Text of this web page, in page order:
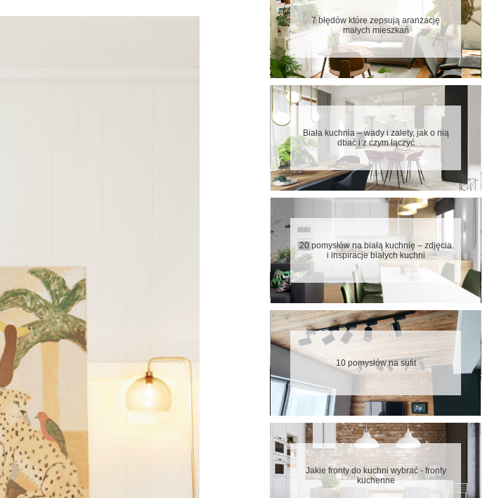
7 błędów które zepsują aranżację
małych mieszkań
Biała kuchnia – wady i zalety, jak o nią
dbać i z czym łączyć
20 pomysłów na białą kuchnię – zdjęcia
i inspiracje białych kuchni
10 pomysłów na sufit
Jakie fronty do kuchni wybrać - fronty
kuchenne